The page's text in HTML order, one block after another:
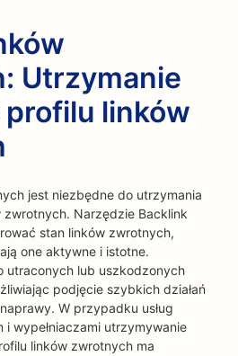
Utrzymanie
linków
jest niezbędne do utrzymania
Narzędzie Backlink
stan linków zwrotnych,
one aktywne i istotne.
utraconych lub uszkodzonych
podjęcie szybkich działań
W przypadku usług
wypełniaczami utrzymywanie
linków zwrotnych ma